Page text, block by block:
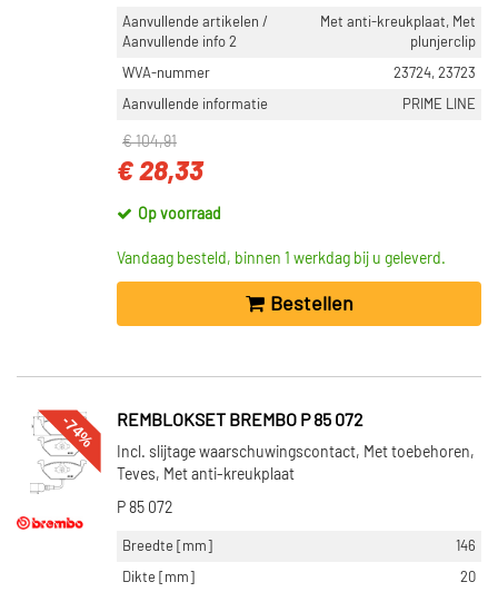
Aanvullende artikelen /
Aanvullende info 2
Met anti-kreukplaat, Met
plunjerclip
WVA-nummer
23724, 23723
Aanvullende informatie
PRIME LINE
€ 104,91
€ 28,33
Op voorraad
Vandaag besteld, binnen 1 werkdag bij u geleverd.
Bestellen
-74% REMBLOKSET BREMBO P 85 072
Incl. slijtage waarschuwingscontact, Met toebehoren,
Teves, Met anti-kreukplaat
P 85 072
Breedte [mm]
146
Dikte [mm]
20